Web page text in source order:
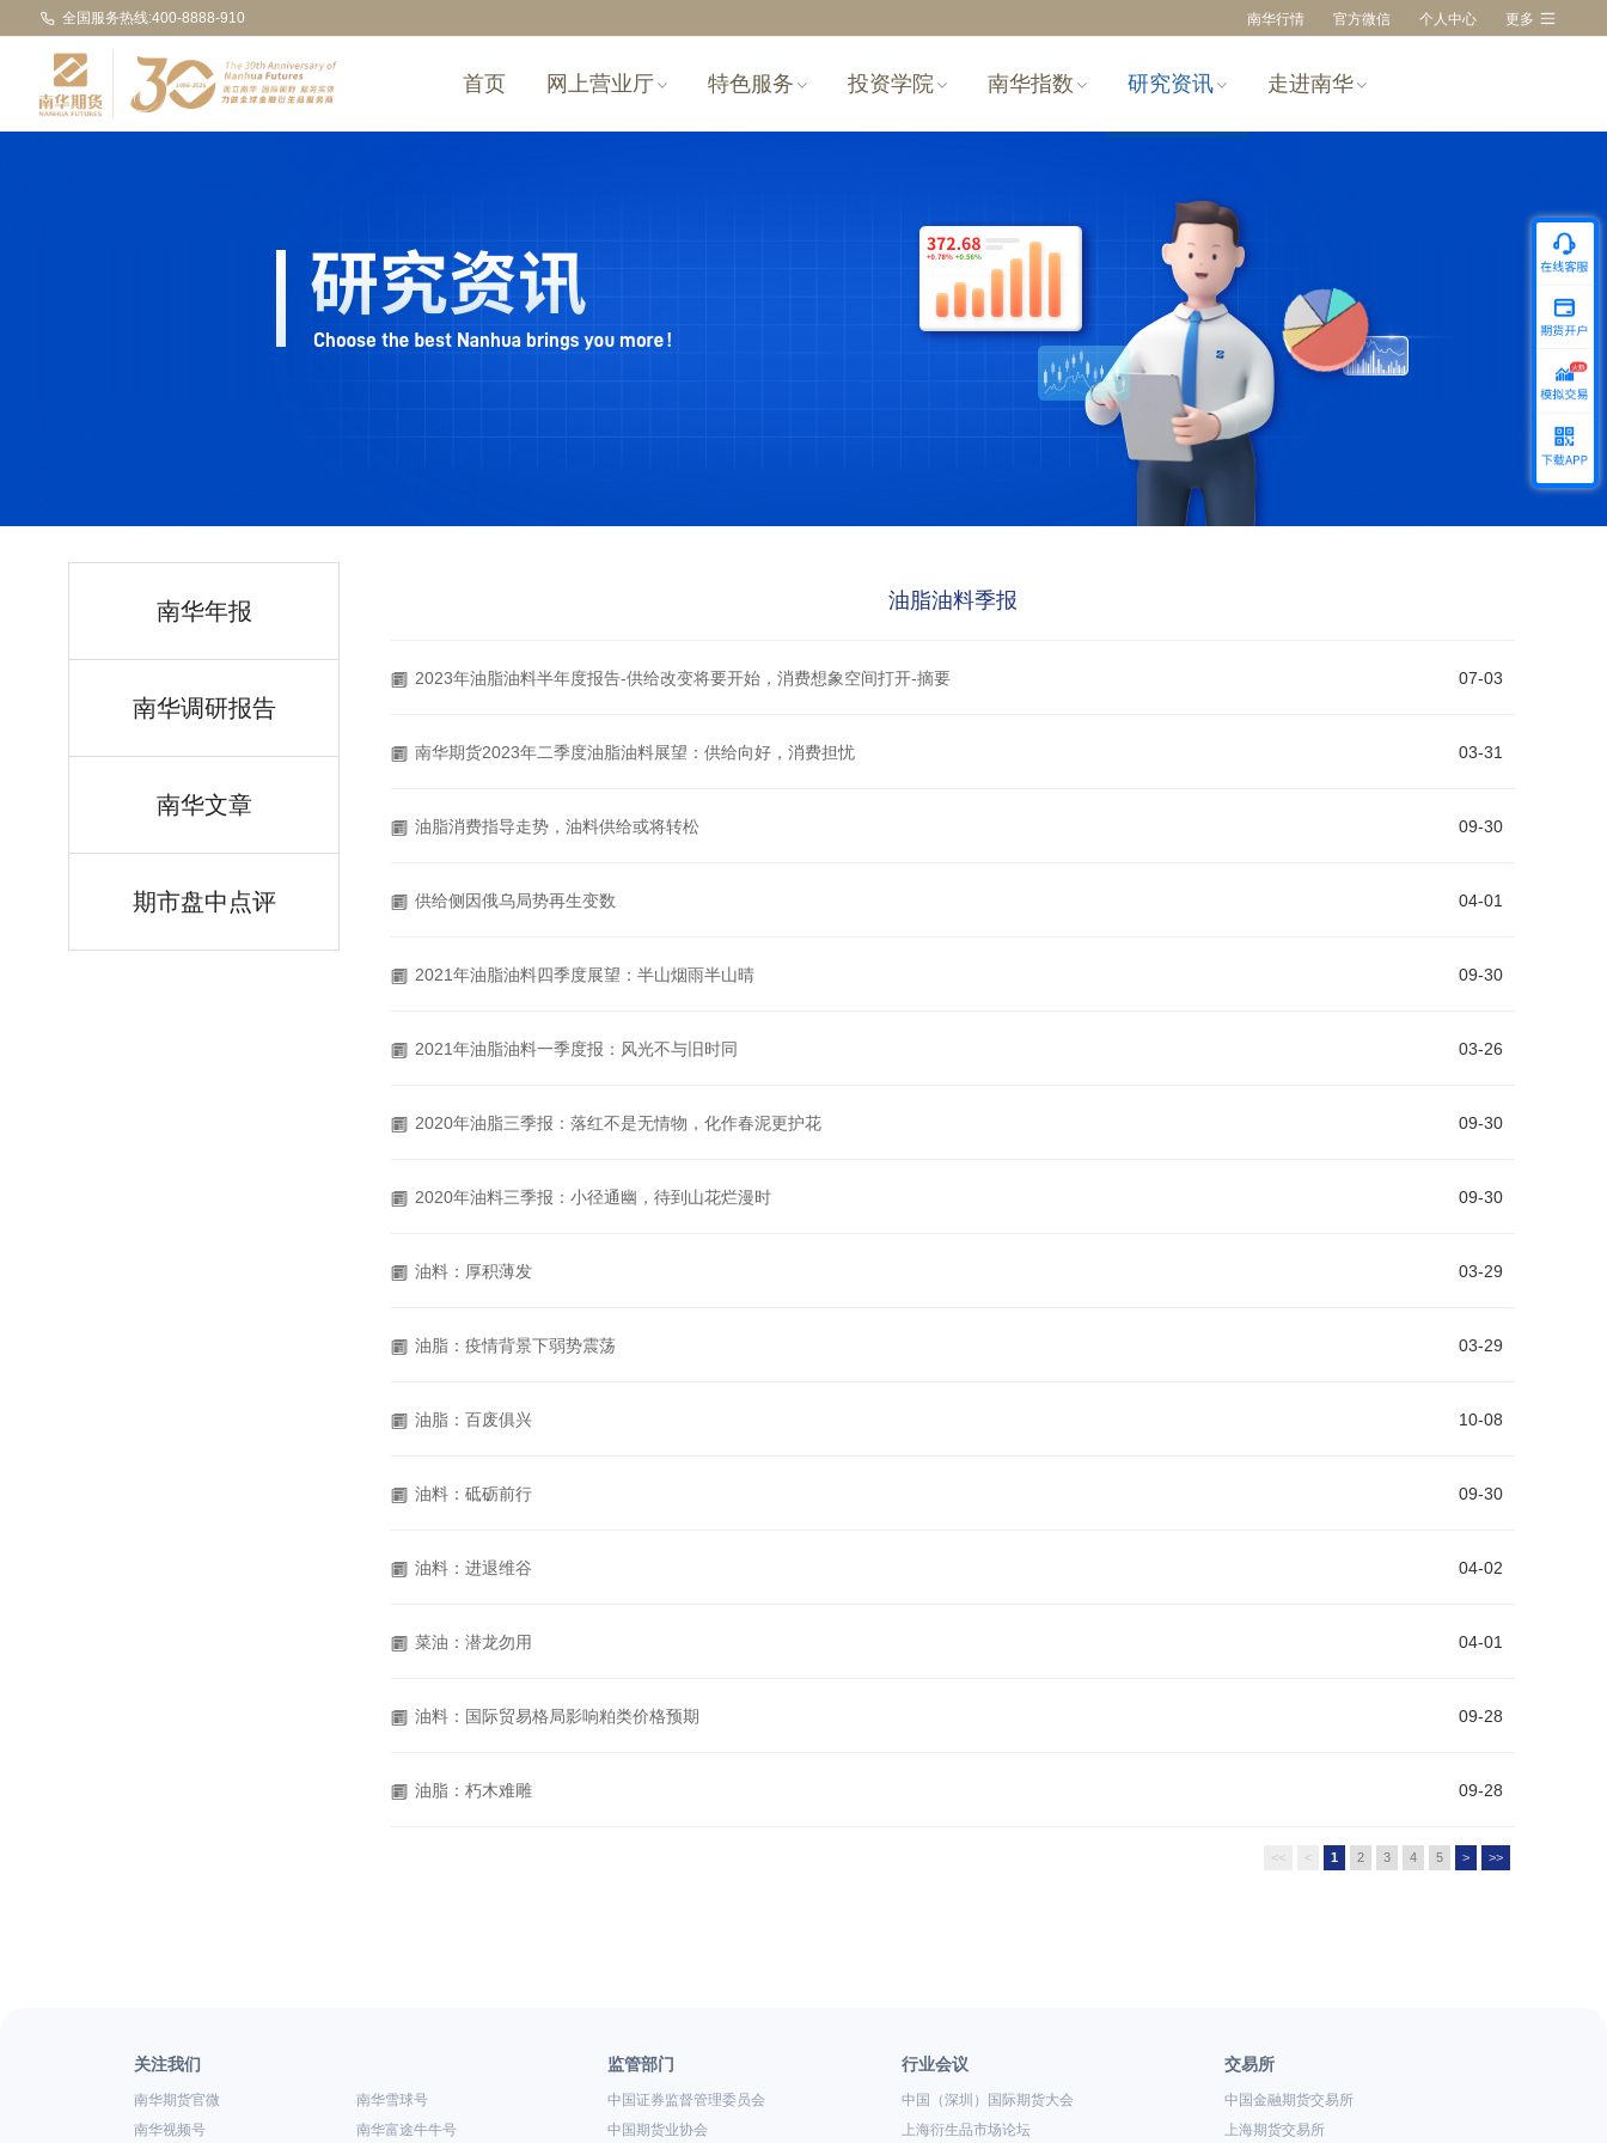
全国服务热线:400-8888-910 南华行情 官方微信 个人中心 更多
首页 网上营业厅 特色服务 投资学院 南华指数 研究资讯 走进南华
南华年报
南华调研报告
南华文章
期市盘中点评
油脂油料季报
2023年油脂油料半年度报告-供给改变将要开始，消费想象空间打开-摘要 07-03
南华期货2023年二季度油脂油料展望：供给向好，消费担忧 03-31
油脂消费指导走势，油料供给或将转松 09-30
供给侧因俄乌局势再生变数 04-01
2021年油脂油料四季度展望：半山烟雨半山晴 09-30
2021年油脂油料一季度报：风光不与旧时同 03-26
2020年油脂三季报：落红不是无情物，化作春泥更护花 09-30
2020年油料三季报：小径通幽，待到山花烂漫时 09-30
油料：厚积薄发 03-29
油脂：疫情背景下弱势震荡 03-29
油脂：百废俱兴 10-08
油料：砥砺前行 09-30
油料：进退维谷 04-02
菜油：潜龙勿用 04-01
油料：国际贸易格局影响粕类价格预期 09-28
油脂：朽木难雕 09-28
<< < 1 2 3 4 5 > >>
关注我们
南华期货官微
南华视频号
南华雪球号
南华富途牛牛号
监管部门
中国证券监督管理委员会
中国期货业协会
行业会议
中国（深圳）国际期货大会
上海衍生品市场论坛
交易所
中国金融期货交易所
上海期货交易所